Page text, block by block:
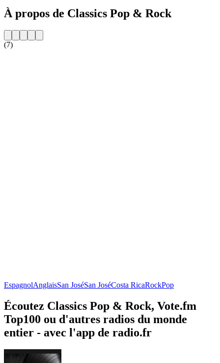
À propos de Classics Pop & Rock
(7)
EspagnolAnglaisSan JoséSan JoséCosta RicaRockPop
Écoutez Classics Pop & Rock, Vote.fm
Top100 ou d'autres radios du monde
entier - avec l'app de radio.fr